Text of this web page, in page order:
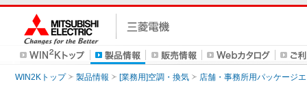
WIN2Kトップ 製品情報 [業務用]空調・換気 店舗・事務所用パッケージ